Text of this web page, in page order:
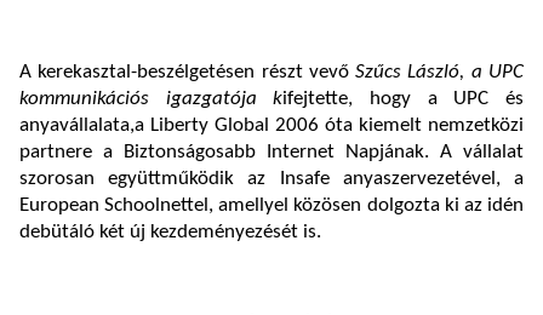
A kerekasztal-beszélgetésen részt vevőSzűcs László, a UPC
kommunikációs igazgatója kifejtette, hogy a UPC és
anyavállalata,a Liberty Global 2006 óta kiemelt nemzetközi
partnere a Biztonságosabb Internet Napjának. A vállalat
szorosan együttműködik az Insafe anyaszervezetével, a
European Schoolnettel, amellyel közösen dolgozta ki az idén
debütáló két új kezdeményezését is.